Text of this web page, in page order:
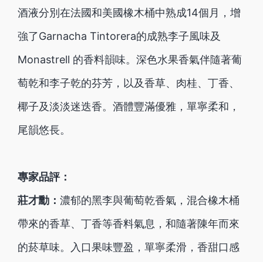
酒液分別在法國和美國橡木桶中熟成14個月，增
強了Garnacha Tintorera的成熟李子風味及
Monastrell 的香料韻味。深色水果香氣伴隨著葡
萄乾和李子乾的芬芳，以及香草、肉桂、丁香、
椰子及淡淡迷迭香。酒體豐滿優雅，單寧柔和，
尾韻悠長。
專家品評：
莊才勳： 濃郁的黑李與葡萄乾香氣，混合橡木桶
帶來的香草、丁香等香料氣息，和隨著陳年而來
的菸草味。入口果味豐盈，單寧柔滑，香甜口感